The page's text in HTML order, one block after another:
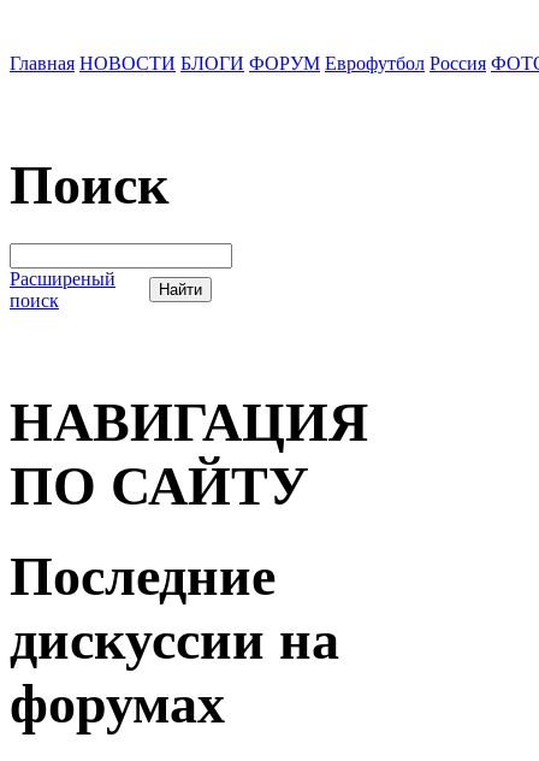
Главная НОВОСТИ БЛОГИ ФОРУМ Еврофутбол Россия
Поиск
Расширеный
поиск
НАВИГАЦИЯ
ПО САЙТУ
Последние
дискуссии на
форумах